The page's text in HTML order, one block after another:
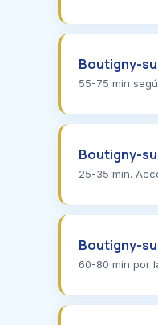
Boutigny-
55-75 min
Boutigny-
25-35 min.
Boutigny-
60-80 min por